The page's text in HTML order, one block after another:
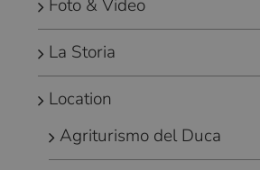
Foto & Video
La Storia
Location
Agriturismo del Duca